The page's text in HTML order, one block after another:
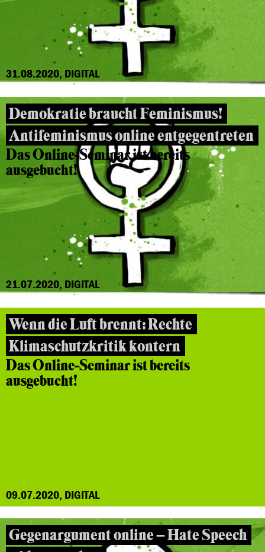
31.08.2020, DIGITAL
Demokratie braucht Feminismus!
Antifeminismus online entgegentreten
Das Online-Seminar ist bereits
ausgebucht!
21.07.2020, DIGITAL
Wenn die Luft brennt: Rechte
Klimaschutzkritik kontern
Das Online-Seminar ist bereits
ausgebucht!
09.07.2020, DIGITAL
Gegenargument online – Hate Speech